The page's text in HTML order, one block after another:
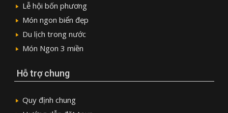
Lễ hội bốn phương
Món ngon biển đẹp
Du lịch trong nước
Món Ngon 3 miền
Hỗ trợ chung
Quy định chung